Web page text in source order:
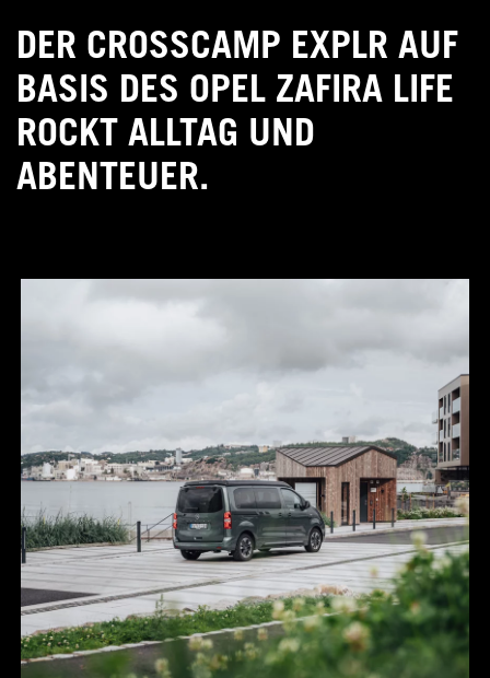
DER CROSSCAMP EXPLR AUF
BASIS DES OPEL ZAFIRA LIFE
ROCKT ALLTAG UND
ABENTEUER.